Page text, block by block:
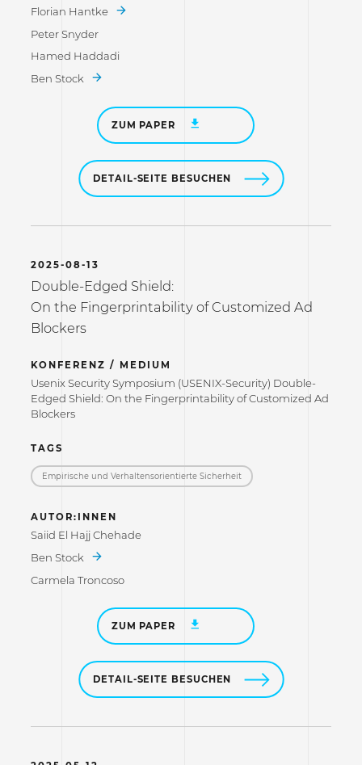
Florian Hantke
Peter Snyder
Hamed Haddadi
Ben Stock
ZUM PAPER
DETAIL-SEITE BESUCHEN
2025-08-13
Double-Edged Shield:
On the Fingerprintability of Customized Ad
Blockers
KONFERENZ / MEDIUM
Usenix Security Symposium (USENIX-Security) Double-
Edged Shield: On the Fingerprintability of Customized Ad
Blockers
TAGS
Empirische und Verhaltensorientierte Sicherheit
AUTOR:INNEN
Saiid El Hajj Chehade
Ben Stock
Carmela Troncoso
ZUM PAPER
DETAIL-SEITE BESUCHEN